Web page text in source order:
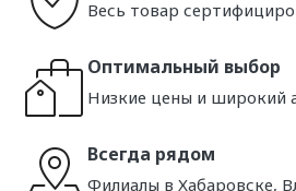
Весь товар
Оптимальный выбор
Низкие цены и широкий
Всегда рядом
Филиалы в Хабаровске,